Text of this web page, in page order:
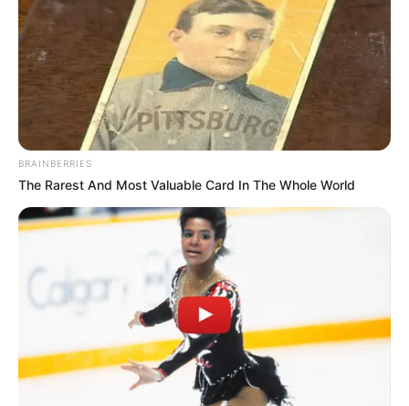
16 April, 2025 by admin
BRAINBERRIES
The Rarest And Most Valuable Card In The Whole World